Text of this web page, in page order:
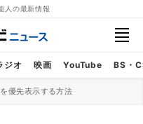
人の最新情報
ジオ 映画 YouTube BS・
優先表示する方法